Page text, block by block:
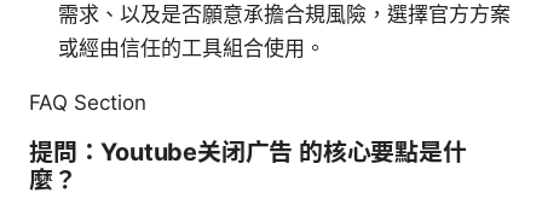
需求、以及是否願意承擔合規風險，選擇官方方案
或經由信任的工具組合使用。
FAQ Section
提問：Youtube关闭广告 的核心要點是什
麼？